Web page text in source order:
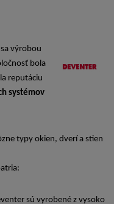
výrobou
bola
reputáciu
systémov
typy okien, dverí a stien
sú vyrobené z vysoko